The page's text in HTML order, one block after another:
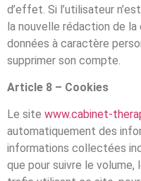
d’effet. Si l’utilisateur
la nouvelle rédaction de
données à caractère
supprimer son compte.
Article 8 – Cookies
Le site www.cabinet-
automatiquement des
informations collectées
que pour suivre le